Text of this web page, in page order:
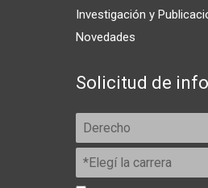
Investigación y
Novedades
Solicitud de